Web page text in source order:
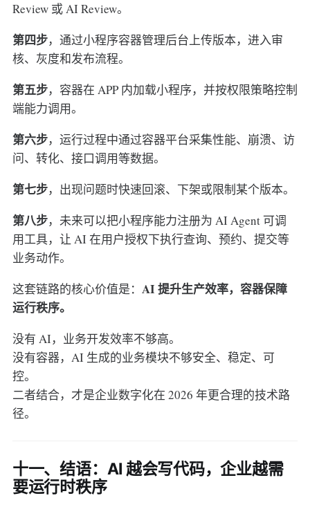
Review 或 AI Review。
第四步，通过小程序容器管理后台上传版本，进入审
核、灰度和发布流程。
第五步，容器在 APP 内加载小程序，并按权限策略控制
端能力调用。
第六步，运行过程中通过容器平台采集性能、崩溃、访
问、转化、接口调用等数据。
第七步，出现问题时快速回滚、下架或限制某个版本。
第八步，未来可以把小程序能力注册为 AI Agent 可调
用工具，让 AI 在用户授权下执行查询、预约、提交等
业务动作。
这套链路的核心价值是： AI 提升生产效率，容器保障
运行秩序。
没有 AI，业务开发效率不够高。
没有容器，AI 生成的业务模块不够安全、稳定、可
控。
二者结合，才是企业数字化在 2026 年更合理的技术路
径。
十一、结语：AI 越会写代码，企业越需
要运行时秩序